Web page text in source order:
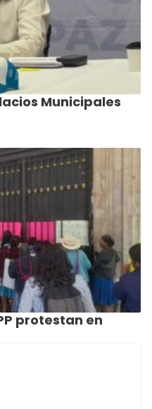
Municipales
protestan en